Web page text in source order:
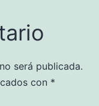
será publicada.
con *